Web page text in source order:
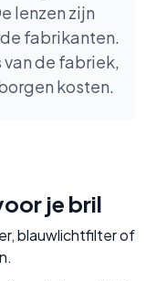
lenzen zijn
fabrikanten.
de fabriek,
kosten.
je bril
blauwlichtfilter of